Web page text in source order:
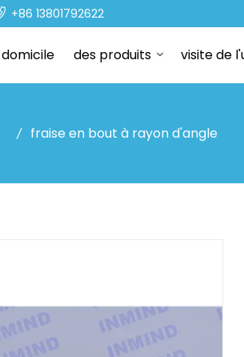
+86 13801792622
domicile des produits visite de
fraise en bout à rayon d'angle